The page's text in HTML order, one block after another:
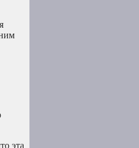
эта